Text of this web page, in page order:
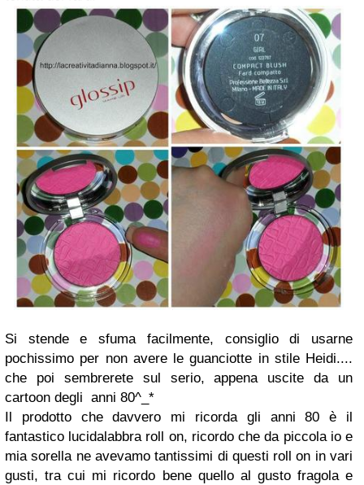
Si stende e sfuma facilmente, consiglio di usarne
pochissimo per non avere le guanciotte in stile Heidi....
che poi sembrerete sul serio, appena uscite da un
cartoon degli anni 80^_*
Il prodotto che davvero mi ricorda gli anni 80 è il
fantastico lucidalabbra roll on, ricordo che da piccola io e
mia sorella ne avevamo tantissimi di questi roll on in vari
gusti, tra cui mi ricordo bene quello al gusto fragola e